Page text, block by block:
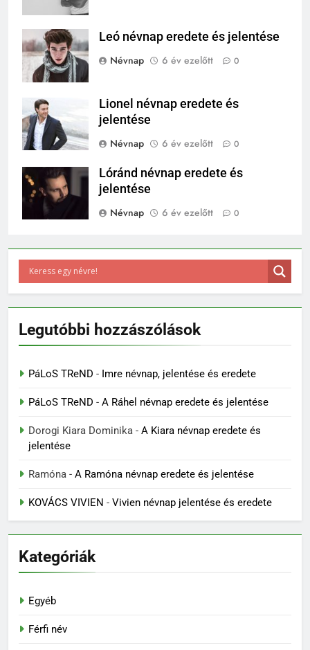
Leó névnap eredete és jelentése
Névnap
6 év ezelőtt 0
Lionel névnap eredete és
jelentése
Névnap
6 év ezelőtt 0
Lóránd névnap eredete és
jelentése
Névnap
6 év ezelőtt 0
Legutóbbi hozzászólások
PáLoS TReND - Imre névnap, jelentése és eredete
PáLoS TReND - A Ráhel névnap eredete és jelentése
Dorogi Kiara Dominika - A Kiara névnap eredete és
jelentése
Ramóna - A Ramóna névnap eredete és jelentése
KOVÁCS VIVIEN - Vivien névnap jelentése és eredete
Kategóriák
Egyéb
Férfi név